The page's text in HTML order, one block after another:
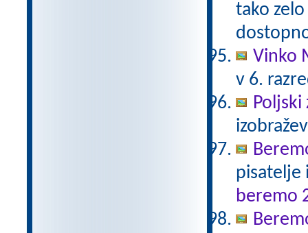
tako
Vinko
v 6.
Poljski
pisatelje
beremo